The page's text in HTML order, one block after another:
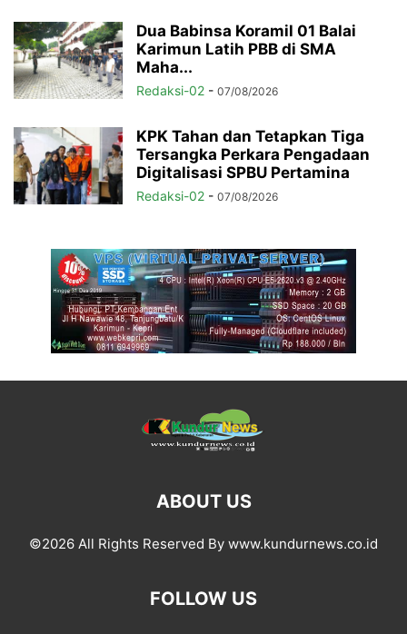
Dua Babinsa Koramil 01 Balai
Karimun Latih PBB di SMA
Maha...
Redaksi-02 - 07/08/2026
KPK Tahan dan Tetapkan Tiga
Tersangka Perkara Pengadaan
Digitalisasi SPBU Pertamina
Redaksi-02 - 07/08/2026
ABOUT US
©2026 All Rights Reserved By www.kundurnews.co.id
FOLLOW US